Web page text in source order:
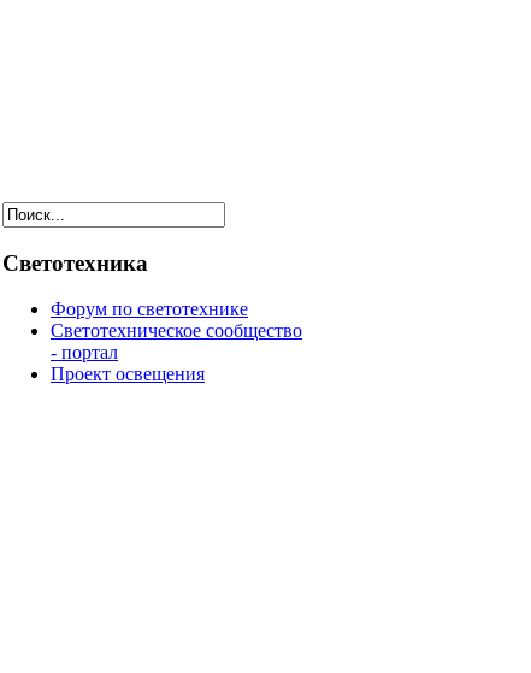
Светотехника
Форум по светотехнике
Светотехническое сообщество
- портал
Проект освещения